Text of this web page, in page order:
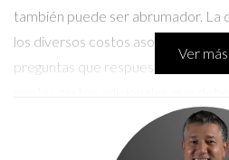
también puede ser abrumador. La
los diversos costos asociados
preguntas que respuestas. Uno de
a la asociación de Realtors, el
errores y omisiones. Estos costos
Ver más